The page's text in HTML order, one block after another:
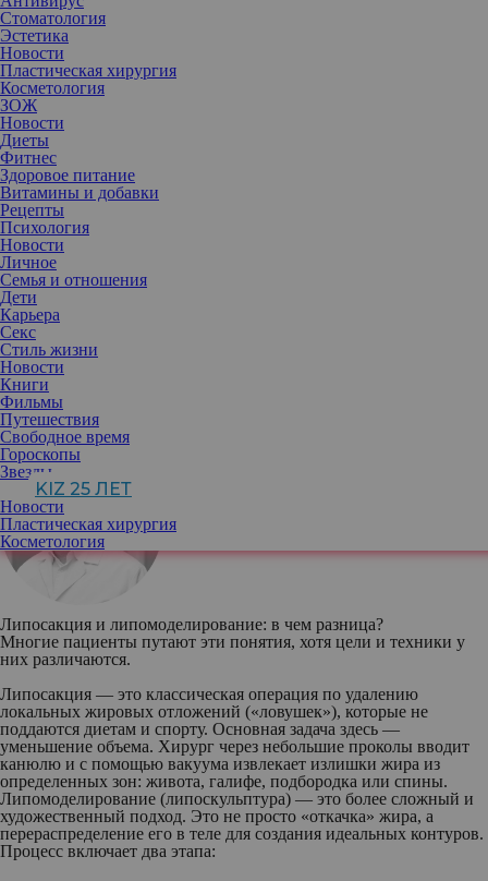
Стоматология
Эстетика
Новости
Пластическая хирургия
Косметология
ЗОЖ
Новости
Диеты
Фитнес
Здоровое питание
Витамины и добавки
Рецепты
Психология
Новости
Личное
Семья и отношения
Дети
Карьера
Секс
Стиль жизни
Новости
Книги
Фильмы
Путешествия
Свободное время
Гороскопы
Звезды
KIZ 25 ЛЕТ
Новости
Пластическая хирургия
Косметология
Сегодня пластический хирург работает как скульптор, не просто
убирая лишнее, а создавая гармоничные пропорции. Эксперт
рассказал, чем отличаются популярные методы коррекции
фигуры, и ответил на самые острые вопросы о долговечности
результата.
маммолог сети клиники «Семейная»
Липосакция и липомоделирование: в чем разница?
Многие пациенты путают эти понятия, хотя цели и техники у
них различаются.
Липосакция — это классическая операция по удалению
локальных жировых отложений («ловушек»), которые не
поддаются диетам и спорту. Основная задача здесь —
уменьшение объема. Хирург через небольшие проколы вводит
канюлю и с помощью вакуума извлекает излишки жира из
определенных зон: живота, галифе, подбородка или спины.
Липомоделирование (липоскульптура) — это более сложный и
художественный подход. Это не просто «откачка» жира, а
перераспределение его в теле для создания идеальных контуров.
Процесс включает два этапа: